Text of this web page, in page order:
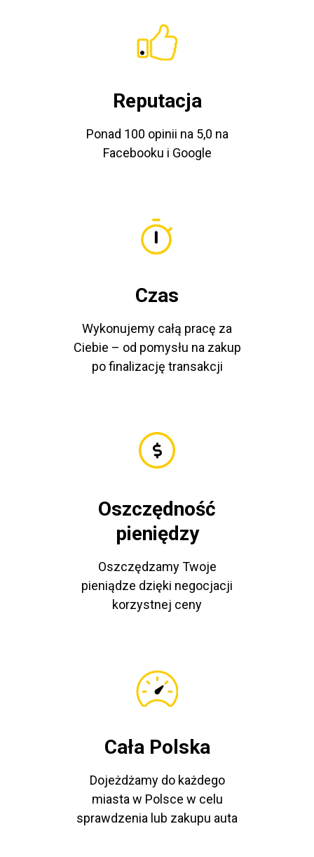
Reputacja
Ponad 100 opinii na 5,0 na
Facebooku i Google
Czas
Wykonujemy całą pracę za
Ciebie – od pomysłu na zakup
po finalizację transakcji
Oszczędność
pieniędzy
Oszczędzamy Twoje
pieniądze dzięki negocjacji
korzystnej ceny
Cała Polska
Dojeżdżamy do każdego
miasta w Polsce w celu
sprawdzenia lub zakupu auta